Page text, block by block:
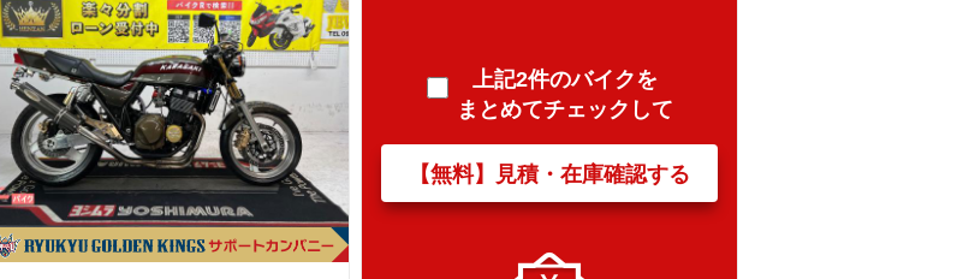
上記2件のバイクを
まとめてチェックして
【無料】見積・在庫確認する